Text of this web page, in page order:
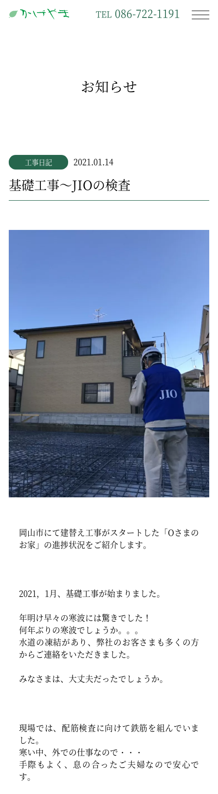
TEL 086-722-1191
お知らせ
工事日記 2021.01.14
基礎工事～JIOの検査
岡山市にて建替え工事がスタートした「Oさまの
お家」の進捗状況をご紹介します。
2021，1月、基礎工事が始まりました。
年明け早々の寒波には驚きでした！
何年ぶりの寒波でしょうか。。。
水道の凍結があり、弊社のお客さまも多くの方
からご連絡をいただきました。
みなさまは、大丈夫だったでしょうか。
現場では、配筋検査に向けて鉄筋を組んでいま
した。
寒い中、外での仕事なので・・・
手際もよく、息の合ったご夫婦なので安心で
す。